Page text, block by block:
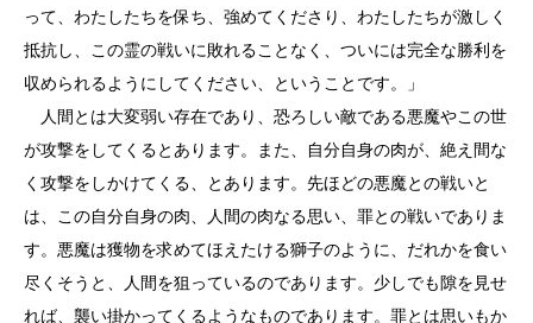
って、わたしたちを保ち、強めてくださり、わたしたちが激しく
抵抗し、この霊の戦いに敗れることなく、ついには完全な勝利を
収められるようにしてください、ということです。」
人間とは大変弱い存在であり、恐ろしい敵である悪魔やこの世
が攻撃をしてくるとあります。また、自分自身の肉が、絶え間な
く攻撃をしかけてくる、とあります。先ほどの悪魔との戦いと
は、この自分自身の肉、人間の肉なる思い、罪との戦いでありま
す。悪魔は獲物を求めてほえたける獅子のように、だれかを食い
尽くそうと、人間を狙っているのであります。少しでも隙を見せ
れば、襲い掛かってくるようなものであります。罪とは思いもか